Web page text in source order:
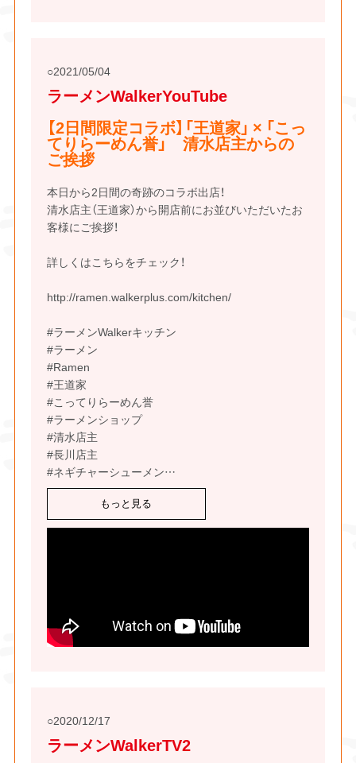
2021/05/04
ラーメンWalkerYouTube
【2日間限定コラボ】「王道家」 × 「こっ
てりらーめん誉」 清水店主からの
ご挨拶
本日から2日間の奇跡のコラボ出店！
清水店主（王道家）から開店前にお並びいただいたお
客様にご挨拶！
詳しくはこちらをチェック！
http://ramen.walkerplus.com/kitchen/​​
#ラーメンWalkerキッチン​​
#ラーメン​​
#Ramen​​
#王道家​​
#こってりらーめん誉​
#ラーメンショップ
#清水店主
#長川店主
#ネギチャーシューメン…
もっと見る
2020/12/17
ラーメンWalkerTV2